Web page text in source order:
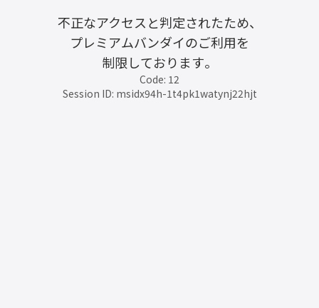
不正なアクセスと判定されたため、
プレミアムバンダイのご利用を
制限しております。
Code: 12
Session ID: msidx94h-1t4pk1watynj22hjt